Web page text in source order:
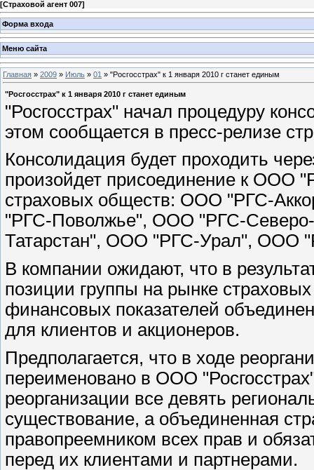
[Страховой агент 007]
Форма входа
Меню сайта
Главная » 2009 » Июль » 01 » "Росгосстрах" к 1 января 2010 г станет единым
"Росгосстрах" к 1 января 2010 г станет единым
"Росгосстрах" начал процедуру
этом сообщается в пресс-релизе
Консолидация будет проходить
произойдет присоединение к ООО
страховых обществ: ООО "РГС-
"РГС-Поволжье", ООО "РГС-
Татарстан", ООО "РГС-Урал", ООО
В компании ожидают, что в
позиции группы на рынке
финансовых показателей
для клиентов и акционеров.
Предполагается, что в ходе
переименовано в ООО
реорганизации все девять
существование, а объединенная
правопреемником всех прав и
перед их клиентами и партнерами.